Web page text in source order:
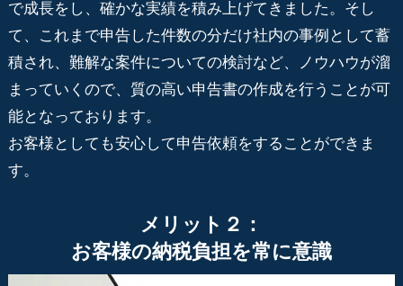
で成長をし、確かな実績を積み上げてきました。そし
て、これまで申告した件数の分だけ社内の事例として蓄
積され、難解な案件についての検討など、ノウハウが溜
まっていくので、質の高い申告書の作成を行うことが可
能となっております。
お客様としても安心して申告依頼をすることができま
す。
メリット２：
お客様の納税負担を常に意識